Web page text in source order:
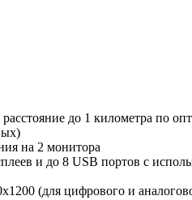
до 1 километра по
на 2 монитора
и до 8 USB портов с
(для цифрового и